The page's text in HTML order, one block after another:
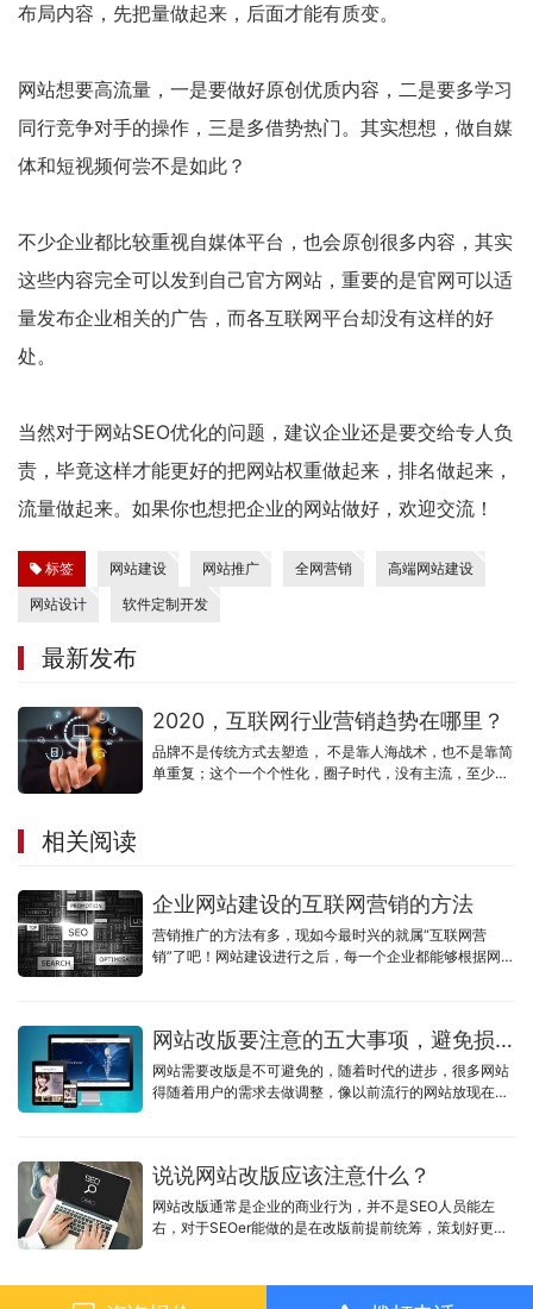
布局内容，先把量做起来，后面才能有质变。
网站想要高流量，一是要做好原创优质内容，二是要多学习
同行竞争对手的操作，三是多借势热门。其实想想，做自媒
体和短视频何尝不是如此？
不少企业都比较重视自媒体平台，也会原创很多内容，其实
这些内容完全可以发到自己官方网站，重要的是官网可以适
量发布企业相关的广告，而各互联网平台却没有这样的好
处。
当然对于网站SEO优化的问题，建议企业还是要交给专人负
责，毕竟这样才能更好的把网站权重做起来，排名做起来，
流量做起来。如果你也想把企业的网站做好，欢迎交流！
标签 网站建设 网站推广 全网营销
高端网站建设
网站设计
软件定制开发
最新发布
2020，互联网行业营销趋势在哪里？
品牌不是传统方式去塑造， 不是靠人海战术，也不是靠简
单重复；这个一个个性化，圈子时代，没有主流，至少刚
相关阅读
企业网站建设的互联网营销的方法
营销推广的方法有多，现如今最时兴的就属“互联网营
销”了吧！网站建设进行之后，每一个企业都能够根据网址
址没什么营销推广性，而仅有观赏价值，那么不管你后期
如何去做提升，也不一定可以给你的公司产生营销推广经
济效益。
网站改版要注意的五大事项，避免损失惨重
网站需要改版是不可避免的，随着时代的进步，很多网站
得随着用户的需求去做调整，像以前流行的网站放现在也
说说网站改版应该注意什么？
网站改版通常是企业的商业行为，并不是SEO人员能左
右，对于SEOer能做的是在改版前提前统筹，策划好更改